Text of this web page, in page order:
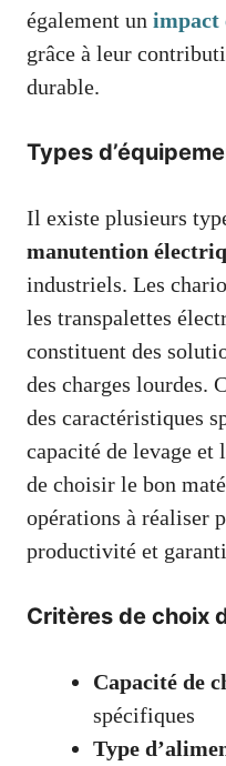
également un impact
grâce à leur
durable.
Types
Il existe plusieurs
manutention
industriels. Les
les transpalettes
constituent des
des charges lourdes.
des caractéristiques
capacité de levage et
de choisir le bon
opérations à réaliser
productivité et
Critères de choix
Capacité de
spécifiques
Type